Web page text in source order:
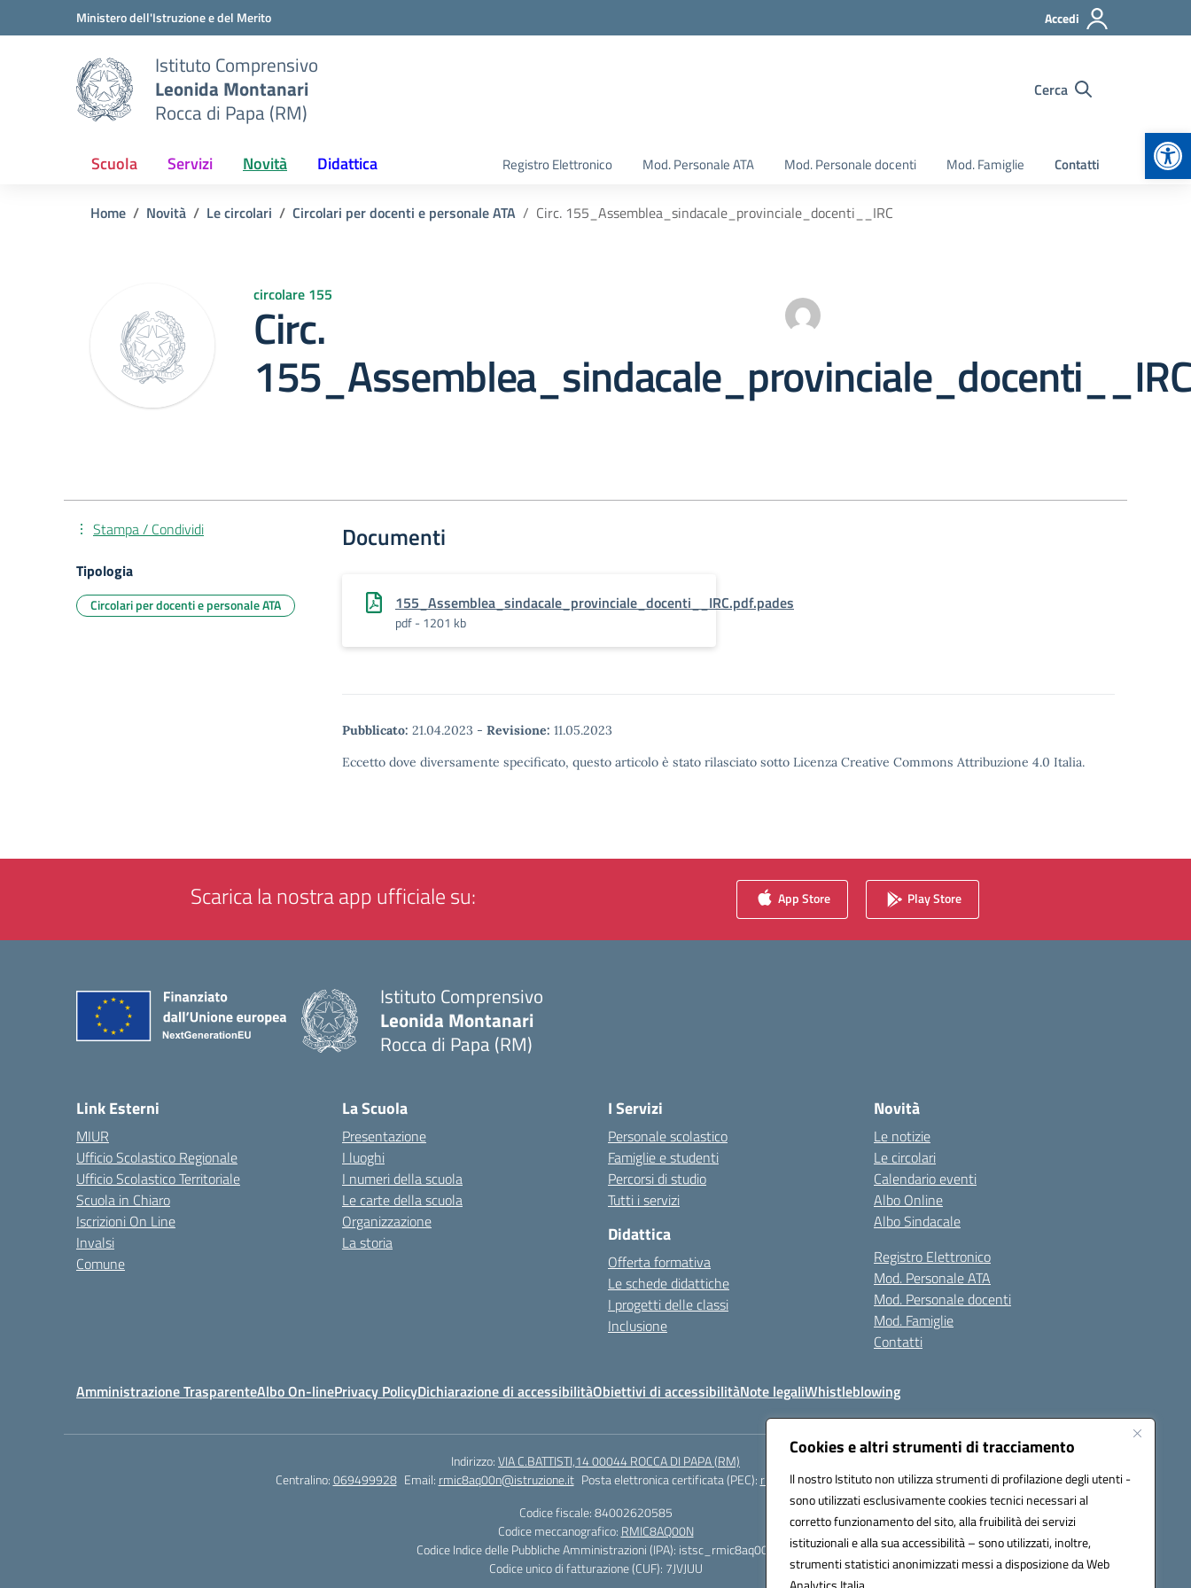
Cookies e altri strumenti di tracciamento
Il nostro Istituto non utilizza strumenti di profilazione degli utenti -
sono utilizzati esclusivamente cookies tecnici necessari al
corretto funzionamento del sito, alla fruibilità dei servizi
istituzionali e alla sua accessibilità – sono utilizzati, inoltre,
strumenti statistici anonimizzati messi a disposizione da Web
Vai ai contenuti
Vai al menu di navigazioneMinistero dell'Istruzione e del Merito Accedi
Istituto Comprensivo
Leonida Montanari
Rocca di Papa (RM)
Cerca
Scuola Servizi Novità Didattica Registro Elettronico Mod. Personale ATA Mod. Personale docenti Mod. Famiglie Contatti
Home Novità Le circolari Circolari per docenti e personale ATA Circ. 155_Assemblea_sindacale_provinciale_docenti__IRC
circolare 155
Circ.
155_Assemblea_sindacale_provinciale_docenti__IRC
Documenti
155_Assemblea_sindacale_provinciale_docenti__IRC.pdf.pades
pdf - 1201 kb
Pubblicato: 21.04.2023 - Revisione: 11.05.2023
Eccetto dove diversamente specificato, questo articolo è stato rilasciato sotto Licenza Creative Commons Attribuzione 4.0 Italia.
Stampa / Condividi
Tipologia
Circolari per docenti e personale ATA
Scarica la nostra app ufficiale su: App Store Play Store
Istituto Comprensivo
Leonida Montanari
Rocca di Papa (RM)
Link Esterni
MIUR
Ufficio Scolastico Regionale
Ufficio Scolastico Territoriale
Scuola in Chiaro
Iscrizioni On Line
Invalsi
Comune
La Scuola
Presentazione
I luoghi
I numeri della scuola
Le carte della scuola
Organizzazione
La storia
I Servizi
Personale scolastico
Famiglie e studenti
Percorsi di studio
Tutti i servizi
Didattica
Offerta formativa
Le schede didattiche
I progetti delle classi
Inclusione
Novità
Le notizie
Le circolari
Calendario eventi
Albo Online
Albo Sindacale
Registro Elettronico
Mod. Personale ATA
Mod. Personale docenti
Mod. Famiglie
Contatti
Amministrazione TrasparenteAlbo On-linePrivacy PolicyDichiarazione di accessibilitàObiettivi di accessibilitàNote legaliWhistleblowing
Indirizzo:VIA C.BATTISTI,14 00044 ROCCA DI PAPA (RM)
Centralino:069499928 Email: rmic8aq00n@istruzione.it Posta elettronica certificata (PEC): rmic8aq00n@pec.istruzione.it
Codice fiscale: 84002620585
Codice meccanografico: RMIC8AQ00N
Codice Indice delle Pubbliche Amministrazioni (IPA): istsc_rmic8aq00n
Codice unico di fatturazione (CUF): 7JVJUU